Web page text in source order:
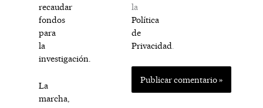
recaudar
fondos
para
la
investigación.
La
marcha,
la
Política
de
Privacidad